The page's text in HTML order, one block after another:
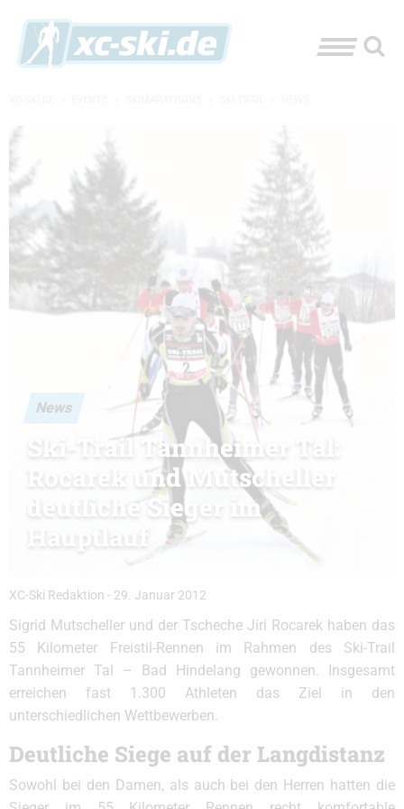
News
Ski-Trail Tannheimer Tal:
Rocarek und Mutscheller
deutliche Sieger im
Hauptlauf
XC-Ski Redaktion - 29. Januar 2012
Sigrid Mutscheller und der Tscheche Jiri Rocarek haben das
55 Kilometer Freistil-Rennen im Rahmen des Ski-Trail
Tannheimer Tal – Bad Hindelang gewonnen. Insgesamt
erreichen fast 1.300 Athleten das Ziel in den
unterschiedlichen Wettbewerben.
Deutliche Siege auf der Langdistanz
Sowohl bei den Damen, als auch bei den Herren hatten die